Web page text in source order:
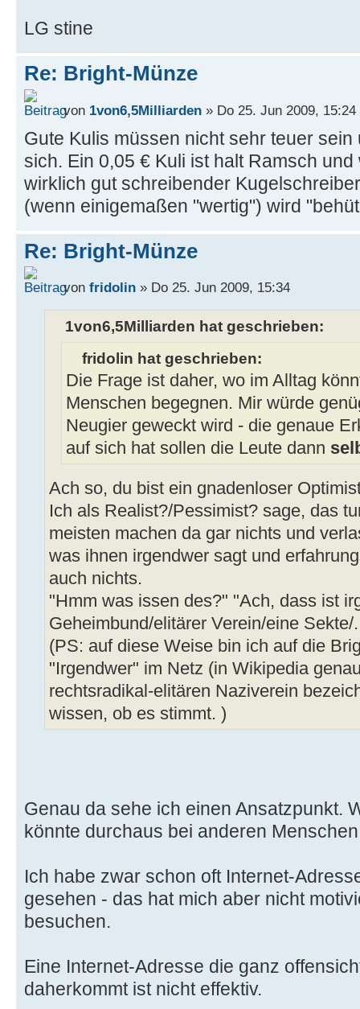
LG stine
Re: Bright-Münze
von 1von6,5Milliarden » Do 25. Jun 2009, 15:24
Gute Kulis müssen nicht sehr teuer
sich. Ein 0,05 € Kuli ist halt Ramsch
wirklich gut schreibender
(wenn einigemaßen "wertig") wird
Re: Bright-Münze
von fridolin » Do 25. Jun 2009, 15:34
1von6,5Milliarden hat geschrieben:
fridolin hat geschrieben:
Die Frage ist daher, wo im Alltag
Menschen begegnen. Mir würde
Neugier geweckt wird - die genaue
auf sich hat sollen die Leute dann
Ach so, du bist ein gnadenloser
Ich als Realist?/Pessimist? sage, das
meisten machen da gar nichts und
was ihnen irgendwer sagt und
auch nichts.
"Hmm was issen des?" "Ach, dass ist
Geheimbund/elitärer Verein/eine Sekte/
(PS: auf diese Weise bin ich auf die
"Irgendwer" im Netz (in Wikipedia
rechtsradikal-elitären Naziverein
wissen, ob es stimmt. )
Genau da sehe ich einen Ansatzpunkt.
könnte durchaus bei anderen
Ich habe zwar schon oft Internet-
gesehen - das hat mich aber nicht
besuchen.
Eine Internet-Adresse die ganz
daherkommt ist nicht effektiv.